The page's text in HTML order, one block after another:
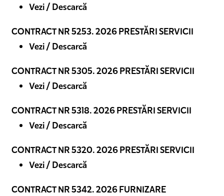
Vezi / Descarcă
CONTRACT NR 5253. 2026 PRESTĂRI SERVICII
Vezi / Descarcă
CONTRACT NR 5305. 2026 PRESTĂRI SERVICII
Vezi / Descarcă
CONTRACT NR 5318. 2026 PRESTĂRI SERVICII
Vezi / Descarcă
CONTRACT NR 5320. 2026 PRESTĂRI SERVICII
Vezi / Descarcă
CONTRACT NR 5342. 2026 FURNIZARE